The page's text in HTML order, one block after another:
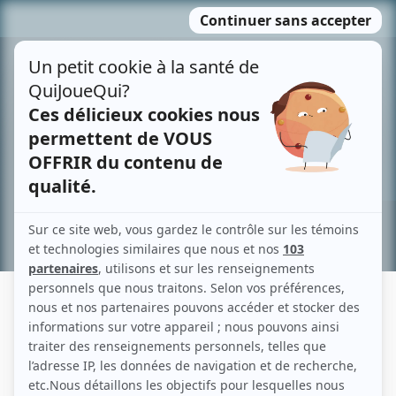
MENU
contenu
Recherche avancée »
AUDREY COUTURIER
Liens
Fiche de Audrey Couturier sur Showbizz.net